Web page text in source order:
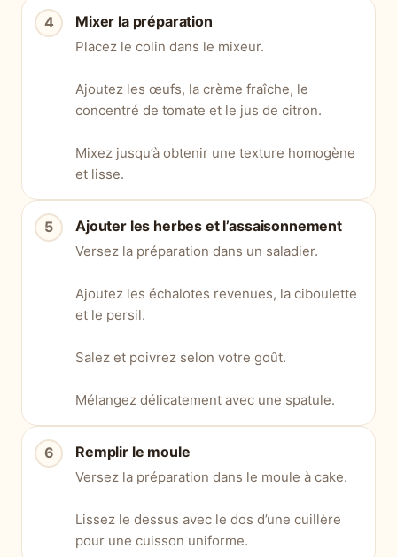
Mixer la préparation
Placez le colin dans le mixeur.
Ajoutez les œufs, la crème fraîche, le
concentré de tomate et le jus de citron.
Mixez jusqu’à obtenir une texture homogène
et lisse.
Ajouter les herbes et l’assaisonnement
Versez la préparation dans un saladier.
Ajoutez les échalotes revenues, la ciboulette
et le persil.
Salez et poivrez selon votre goût.
Mélangez délicatement avec une spatule.
Remplir le moule
Versez la préparation dans le moule à cake.
Lissez le dessus avec le dos d’une cuillère
pour une cuisson uniforme.